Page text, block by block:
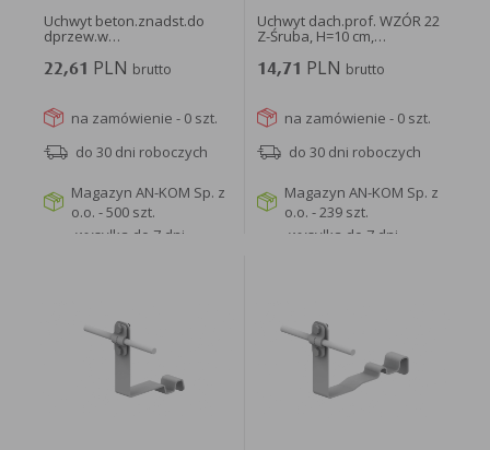
Uchwyt beton.znadst.do
dprzew.w
izol.wysokon.PW...
22,61 PLN brutto
na zamówienie - 0 szt.
do 30 dni roboczych
Magazyn AN-KOM Sp. z
o.o. - 500 szt.
wysyłka do 7 dni
Uchwyt dach.prof. WZÓR 22
Z-Śruba, H=10 cm,
14,71 PLN brutto
na zamówienie - 0 szt.
do 30 dni roboczych
Magazyn AN-KOM Sp. z
o.o. - 239 szt.
wysyłka do 7 dni